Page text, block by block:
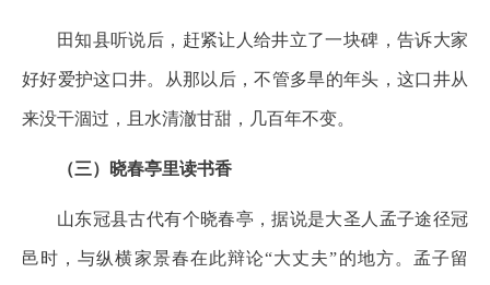
田知县听说后，赶紧让人给井立了一块碑，告诉大家
好好爱护这口井。从那以后，不管多旱的年头，这口井从
来没干涸过，且水清澈甘甜，几百年不变。
（三）晓春亭里读书香
山东冠县古代有个晓春亭，据说是大圣人孟子途径冠
邑时，与纵横家景春在此辩论“大丈夫”的地方。孟子留